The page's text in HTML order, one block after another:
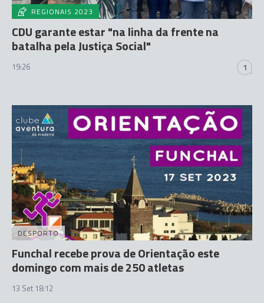
REGIONAIS 2023
CDU garante estar "na linha da frente na
batalha pela Justiça Social"
19:26 1
DESPORTO
Funchal recebe prova de Orientação este
domingo com mais de 250 atletas
13 Set 18:12